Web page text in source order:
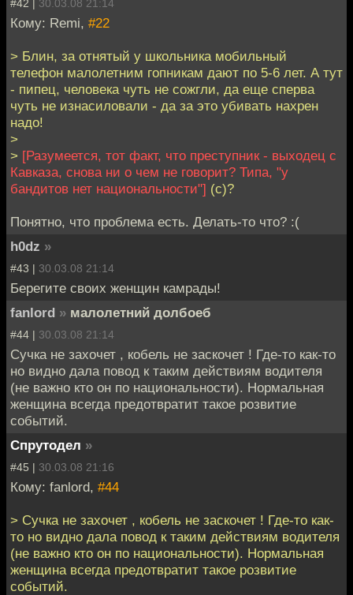
#42 | 30.03.08 21:14
Кому: Remi, #22
> Блин, за отнятый у школьника мобильный
телефон малолетним гопникам дают по 5-6 лет. А тут
- пипец, человека чуть не сожгли, да еще сперва
чуть не изнасиловали - да за это убивать нахрен
надо!
>
> [Разумеется, тот факт, что преступник - выходец с
Кавказа, снова ни о чем не говорит? Типа, "у
бандитов нет национальности"] (с)?
Понятно, что проблема есть. Делать-то что? :(
h0dz »
#43 | 30.03.08 21:14
Берегите своих женщин камрады!
fanlord » малолетний долбоеб
#44 | 30.03.08 21:14
Сучка не захочет , кобель не заскочет ! Где-то как-то
но видно дала повод к таким действиям водителя
(не важно кто он по национальности). Нормальная
женщина всегда предотвратит такое розвитие
событий.
Спрутодел »
#45 | 30.03.08 21:16
Кому: fanlord, #44
> Сучка не захочет , кобель не заскочет ! Где-то как-
то но видно дала повод к таким действиям водителя
(не важно кто он по национальности). Нормальная
женщина всегда предотвратит такое розвитие
событий.